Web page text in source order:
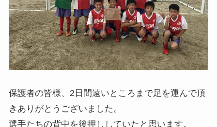
保護者の皆様、2日間遠いところまで足を運んで頂
きありがとうございました。
選手たちの背中を後押ししていたと思います。